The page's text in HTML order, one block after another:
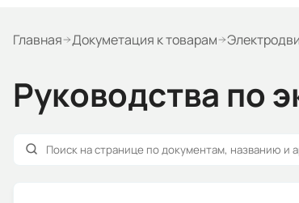
Главная Докуметация к товарам
Руководства по